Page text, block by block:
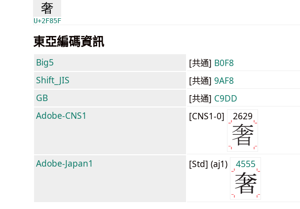
奢
U+2F85F
東亞編碼資訊
Big5 [共通] B0F8
Shift_JIS
[共通] 9AF8
GB
[共通] C9DD
Adobe-CNS1
[CNS1-0] 2629
Adobe-Japan1 [Std] (aj1) 4555